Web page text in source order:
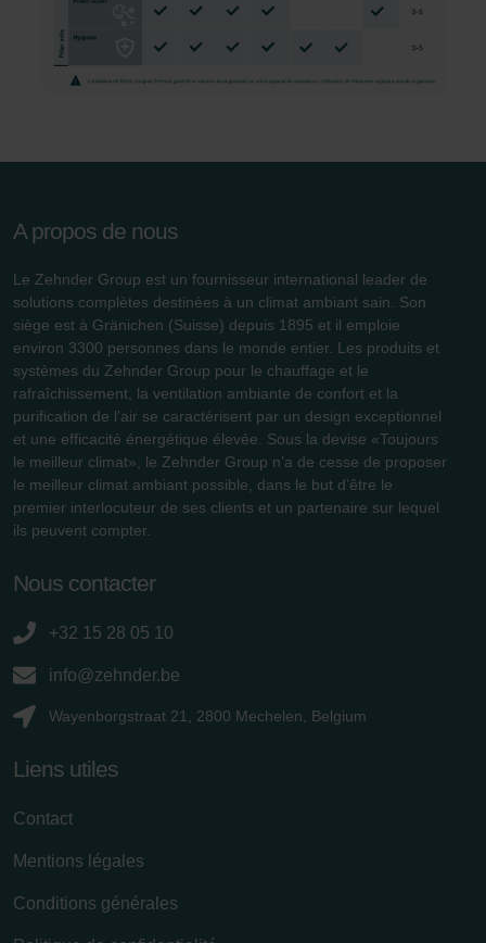
A propos de nous
Le Zehnder Group est un fournisseur international leader de
solutions complètes destinées à un climat ambiant sain. Son
siège est à Gränichen (Suisse) depuis 1895 et il emploie
environ 3300 personnes dans le monde entier. Les produits et
systèmes du Zehnder Group pour le chauffage et le
rafraîchissement, la ventilation ambiante de confort et la
purification de l’air se caractérisent par un design exceptionnel
et une efficacité énergétique élevée. Sous la devise «Toujours
le meilleur climat», le Zehnder Group n’a de cesse de proposer
le meilleur climat ambiant possible, dans le but d’être le
premier interlocuteur de ses clients et un partenaire sur lequel
ils peuvent compter.
Nous contacter
+32 15 28 05 10
info@zehnder.be
Wayenborgstraat 21, 2800 Mechelen, Belgium
Liens utiles
Contact
Mentions légales
Conditions générales